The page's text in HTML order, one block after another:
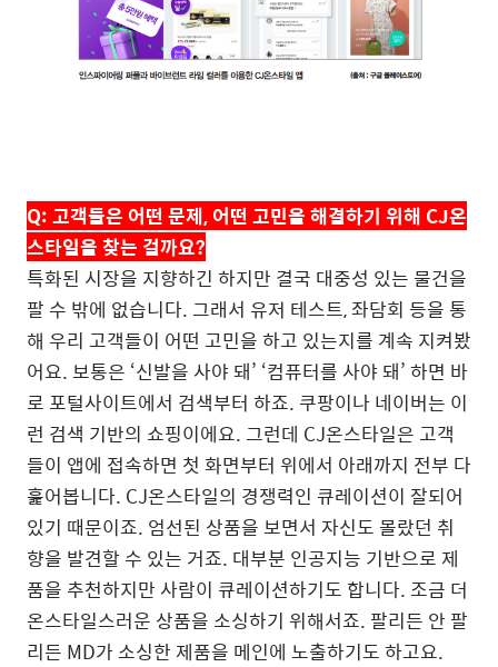
Q:고객들은 어떤 문제,어떤 고민을 해결하기 위해 CJ온
스타일을 찾는 걸까요?
특화된 시장을 지향하긴 하지만 결국 대중성 있는 물건을
팔 수 밖에 없습니다. 그래서 유저 테스트,좌담회 등을 통
해 우리 고객들이 어떤 고민을 하고 있는지를 계속 지켜봤
어요. 보통은 ‘신발을 사야 돼’ ‘컴퓨터를 사야 돼’하면 바
로 포털사이트에서 검색부터 하죠. 쿠팡이나 네이버는 이
런 검색 기반의 쇼핑이에요. 그런데 CJ온스타일은 고객
들이 앱에 접속하면 첫 화면부터 위에서 아래까지 전부 다
훑어봅니다. CJ온스타일의 경쟁력인 큐레이션이 잘되어
있기 때문이죠. 엄선된 상품을 보면서 자신도 몰랐던 취
향을 발견할 수 있는 거죠. 대부분 인공지능 기반으로 제
품을 추천하지만 사람이 큐레이션하기도 합니다. 조금 더
온스타일스러운 상품을 소싱하기 위해서죠. 팔리든 안 팔
리든 MD가 소싱한 제품을 메인에 노출하기도 하고요.